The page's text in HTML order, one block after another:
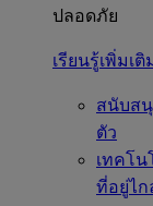
ปลอดภัย
เรียนรู้เพิ่มเติ
สนับส
ตัว
เทคโน
ที่อยู่ไก